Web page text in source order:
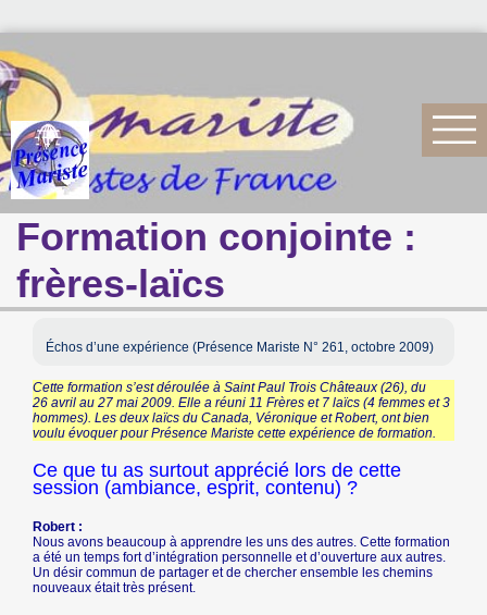
Formation conjointe :
frères-laïcs
Échos d’une expérience (Présence Mariste N° 261, octobre 2009)
Cette formation s’est déroulée à Saint Paul Trois Châteaux (26), du
26 avril au 27 mai 2009. Elle a réuni 11 Frères et 7 laïcs (4 femmes et 3
hommes). Les deux laïcs du Canada, Véronique et Robert, ont bien
voulu évoquer pour Présence Mariste cette expérience de formation.
Ce que tu as surtout apprécié lors de cette
session (ambiance, esprit, contenu) ?
Robert :
Nous avons beaucoup à apprendre les uns des autres. Cette formation
a été un temps fort d’intégration personnelle et d’ouverture aux autres.
Un désir commun de partager et de chercher ensemble les chemins
nouveaux était très présent.